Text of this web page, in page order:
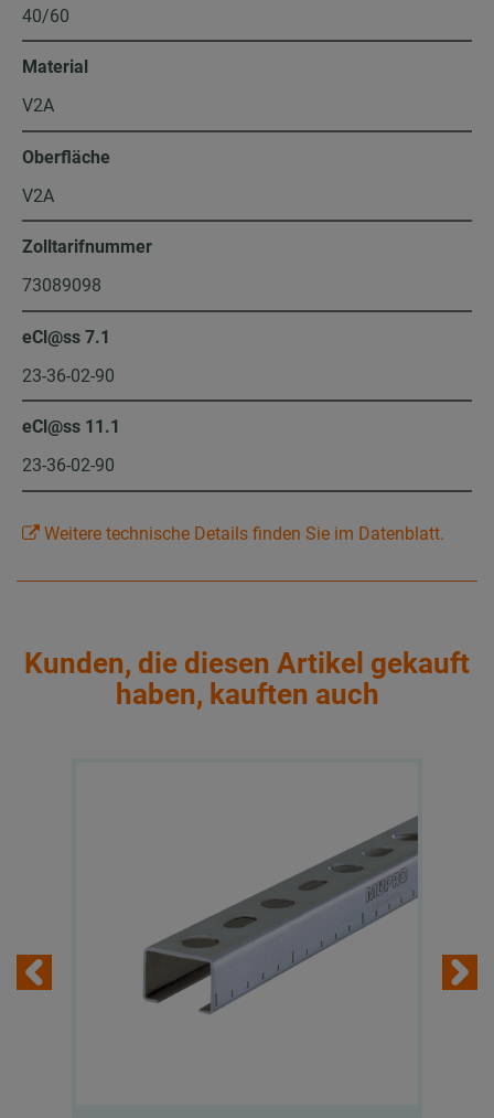
40/60
Material
V2A
Oberfläche
V2A
Zolltarifnummer
73089098
eCl@ss 7.1
23-36-02-90
eCl@ss 11.1
23-36-02-90
Weitere technische Details finden Sie im Datenblatt.
Kunden, die diesen Artikel gekauft
haben, kauften auch